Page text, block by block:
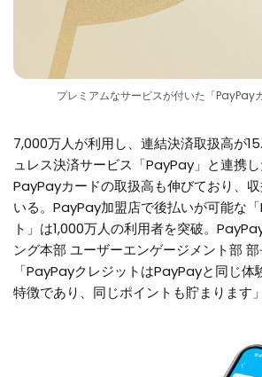
プレミアムなサービスが付いた「PayPay
7,000万人が利用し、連結決済取扱高が
ュレス決済サービス「PayPay」と連携
PayPayカードの取扱高も伸びており、
いる。PayPay加盟店で後払いが可能な
ト」は1,000万人の利用者を突破。
ング本部 ユーザーエンゲージメント部
「PayPayクレジットはPayPayと同じ
特徴であり、同じポイントも貯まります